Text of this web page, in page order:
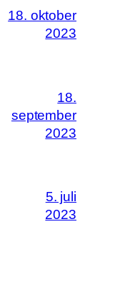
18. oktober
2023
18.
september
2023
5. juli
2023